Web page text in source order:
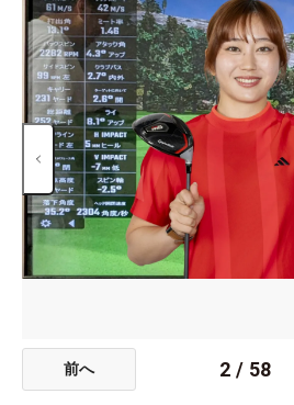
前へ 2 / 58